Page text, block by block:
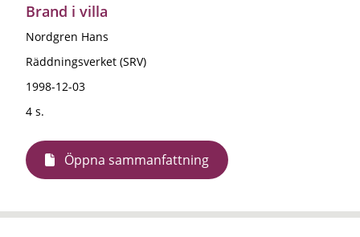
Brand i villa
Nordgren Hans
Räddningsverket (SRV)
1998-12-03
4 s.
Öppna sammanfattning